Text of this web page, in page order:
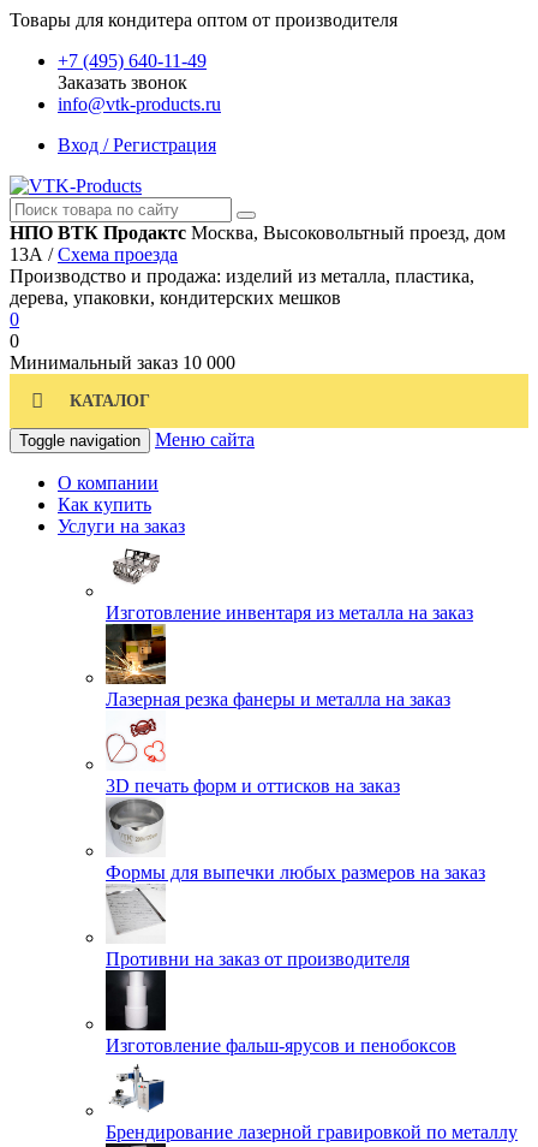
Товары для кондитера оптом от производителя
+7 (495) 640-11-49
Заказать звонок
info@vtk-products.ru
Вход / Регистрация
НПО ВТК Продактс Москва, Высоковольтный проезд, дом
13А /Схема проезда
Производство и продажа: изделий из металла, пластика,
дерева, упаковки, кондитерских мешков
0
0
Минимальный заказ 10 000
КАТАЛОГ
Toggle navigation Меню сайта
О компании
Как купить
Услуги на заказ
Изготовление инвентаря из металла на заказ
Лазерная резка фанеры и металла на заказ
3D печать форм и оттисков на заказ
Формы для выпечки любых размеров на заказ
Противни на заказ от производителя
Изготовление фальш-ярусов и пенобоксов
Брендирование лазерной гравировкой по металлу